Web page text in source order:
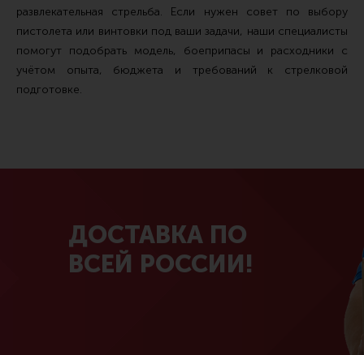
развлекательная стрельба. Если нужен совет по выбору
пистолета или винтовки под ваши задачи, наши специалисты
помогут подобрать модель, боеприпасы и расходники с
учётом опыта, бюджета и требований к стрелковой
подготовке.
ДОСТАВКА ПО
ВСЕЙ РОССИИ!